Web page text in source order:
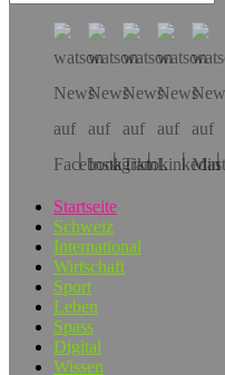
Startseite
Schweiz
International
Wirtschaft
Sport
Leben
Spass
Digital
Wissen